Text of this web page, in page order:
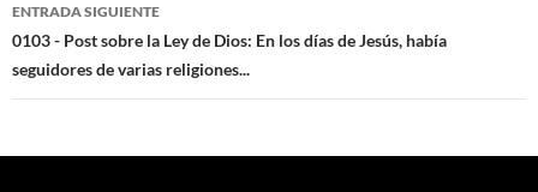
ENTRADA SIGUIENTE
0103 - Post sobre la Ley de Dios: En los días de Jesús, había
seguidores de varias religiones...